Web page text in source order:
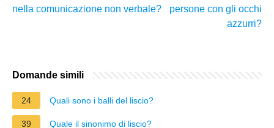
nella comunicazione non verbale?
persone con gli occhi
azzurri?
Domande simili
24 Quali sono i balli del liscio?
39 Quale il sinonimo di liscio?